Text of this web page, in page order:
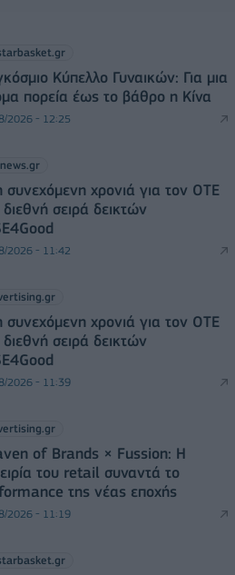
Κύπελλο Γυναικών: Για μια
πορεία έως το βάθρο η Κίνα
2026 - 12:25
συνεχόμενη χρονιά για τον ΟΤΕ
διεθνή σειρά δεικτών
2026 - 11:42
συνεχόμενη χρονιά για τον ΟΤΕ
διεθνή σειρά δεικτών
2026 - 11:39
of Brands × Fussion: Η
του retail συναντά το
της νέας εποχής
2026 - 11:19